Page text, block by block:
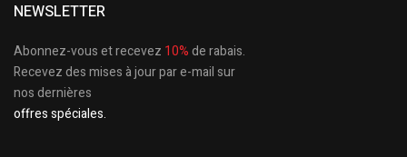
NEWSLETTER
Abonnez-vous et recevez 10%de rabais.
Recevez des mises à jour par e-mail sur
nos dernières
offres spéciales.